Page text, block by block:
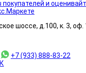
шоссе, д.100, к. 3, оф.
+7 (933) 888-83-22